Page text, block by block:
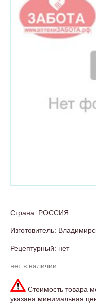
Страна: РОССИЯ
Изготовитель:
Рецептурный: нет
нет в наличии
Стоимость товара
указана минимальная